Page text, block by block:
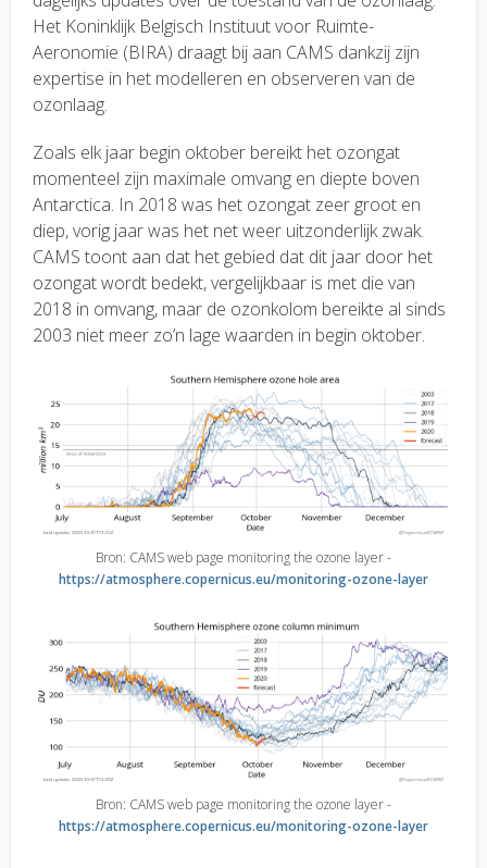
Het Koninklijk Belgisch Instituut voor Ruimte-
Aeronomie (BIRA) draagt bij aan CAMS dankzij zijn
expertise in het modelleren en observeren van de
ozonlaag.
Zoals elk jaar begin oktober bereikt het ozongat
momenteel zijn maximale omvang en diepte boven
Antarctica. In 2018 was het ozongat zeer groot en
diep, vorig jaar was het net weer uitzonderlijk zwak.
CAMS toont aan dat het gebied dat dit jaar door het
ozongat wordt bedekt, vergelijkbaar is met die van
2018 in omvang, maar de ozonkolom bereikte al sinds
2003 niet meer zo’n lage waarden in begin oktober.
Bron: CAMS web page monitoring the ozone layer -
https://atmosphere.copernicus.eu/monitoring-ozone-layer
Bron: CAMS web page monitoring the ozone layer -
https://atmosphere.copernicus.eu/monitoring-ozone-layer